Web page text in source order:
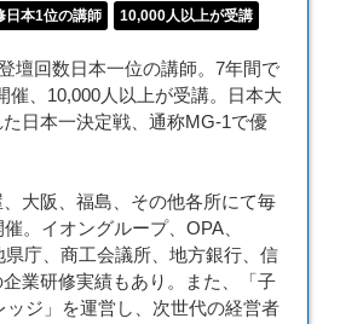
日本1位の講師 10,000人以上が受講
壇回数日本一位の講師。7年間で
催、10,000人以上が受講。日本大
日本一決定戦、通称MG-1で優
大阪、福島、その他各所にて毎
。イオングループ、OPA、
県庁、商工会議所、地方銀行、信
業研修実績もあり。また、「子
ッジ」を運営し、次世代の経営者